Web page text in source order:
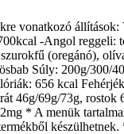
vonatkozó állítások:
-Angol reggeli:
(oregánó),
Súly: 200g/300/
656 kcal
46g/69g/73g, rostok
* A menük